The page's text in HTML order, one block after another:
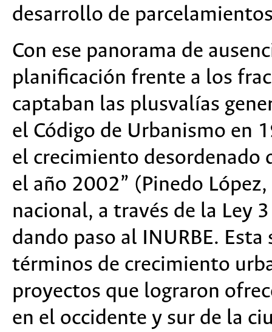
desarrollo de
Con ese panorama de
planificación frente a los
captaban las plusvalías
el Código de Urbanismo en
el crecimiento desordenado
el año 2002” (Pinedo
nacional, a través de la Ley
dando paso al INURBE.
términos de crecimiento
proyectos que lograron
en el occidente y sur de la